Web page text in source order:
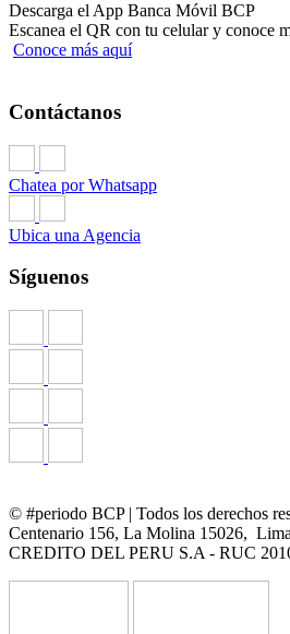
Descarga el App Banca Móvil BCP
Escanea el QR con tu celular y conoce
Conoce más aquí
Contáctanos
Chatea por Whatsapp
Ubica una Agencia
Síguenos
© #periodo BCP | Todos los derechos
Centenario 156, La Molina 15026,
CREDITO DEL PERU S.A - RUC